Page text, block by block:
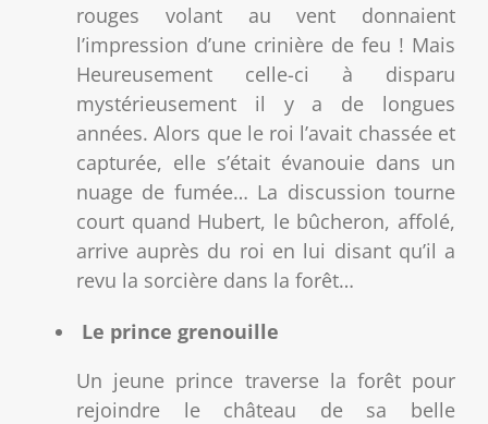
rouges volant au vent donnaient
l’impression d’une crinière de feu ! Mais
Heureusement celle-ci à disparu
mystérieusement il y a de longues
années. Alors que le roi l’avait chassée et
capturée, elle s’était évanouie dans un
nuage de fumée… La discussion tourne
court quand Hubert, le bûcheron, affolé,
arrive auprès du roi en lui disant qu’il a
revu la sorcière dans la forêt…
Le prince grenouille
Un jeune prince traverse la forêt pour
rejoindre le château de sa belle